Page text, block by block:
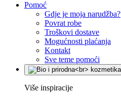
Pomoć
Gdje je moja narudžba?
Povrat robe
Troškovi dostave
Mogućnosti plaćanja
Kontakt
Sve teme pomoći
Više inspiracije